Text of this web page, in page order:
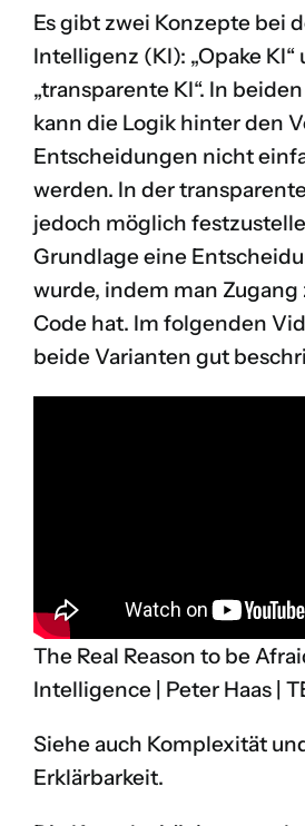
Es gibt zwei Konzepte bei
Intelligenz (KI): „Opake KI“
„transparente KI“. In
kann die Logik hinter den
Entscheidungen nicht
werden. In der
jedoch möglich
Grundlage eine
wurde, indem man Zugang
Code hat. Im folgenden
beide Varianten gut
The Real Reason to be
Intelligence | Peter Haas |
Siehe auch Komplexität
Erklärbarkeit.